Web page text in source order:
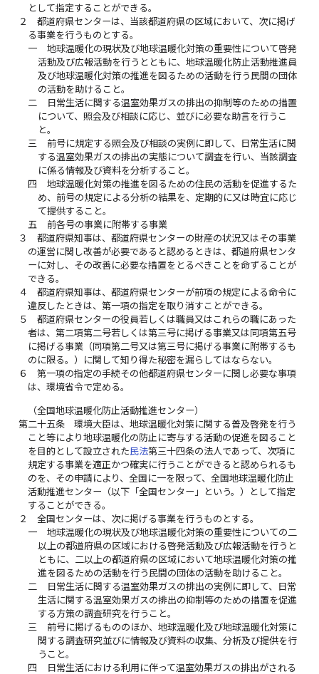
として指定することができる。
２
都道府県センターは、当該都道府県の区域において、次に掲げ
る事業を行うものとする。
一
地球温暖化の現状及び地球温暖化対策の重要性について啓発
活動及び広報活動を行うとともに、地球温暖化防止活動推進員
及び地球温暖化対策の推進を図るための活動を行う民間の団体
の活動を助けること。
二
日常生活に関する温室効果ガスの排出の抑制等のための措置
について、照会及び相談に応じ、並びに必要な助言を行うこ
と。
三
前号に規定する照会及び相談の実例に即して、日常生活に関
する温室効果ガスの排出の実態について調査を行い、当該調査
に係る情報及び資料を分析すること。
四
地球温暖化対策の推進を図るための住民の活動を促進するた
め、前号の規定による分析の結果を、定期的に又は時宜に応じ
て提供すること。
五
前各号の事業に附帯する事業
３
都道府県知事は、都道府県センターの財産の状況又はその事業
の運営に関し改善が必要であると認めるときは、都道府県センタ
ーに対し、その改善に必要な措置をとるべきことを命ずることが
できる。
４
都道府県知事は、都道府県センターが前項の規定による命令に
違反したときは、第一項の指定を取り消すことができる。
５
都道府県センターの役員若しくは職員又はこれらの職にあった
者は、第二項第二号若しくは第三号に掲げる事業又は同項第五号
に掲げる事業（同項第二号又は第三号に掲げる事業に附帯するも
のに限る。）に関して知り得た秘密を漏らしてはならない。
６
第一項の指定の手続その他都道府県センターに関し必要な事項
は、環境省令で定める。
（全国地球温暖化防止活動推進センター）
第二十五条
環境大臣は、地球温暖化対策に関する普及啓発を行う
こと等により地球温暖化の防止に寄与する活動の促進を図ること
を目的として設立された民法第三十四条の法人であって、次項に
規定する事業を適正かつ確実に行うことができると認められるも
のを、その申請により、全国に一を限って、全国地球温暖化防止
活動推進センター（以下「全国センター」という。）として指定
することができる。
２
全国センターは、次に掲げる事業を行うものとする。
一
地球温暖化の現状及び地球温暖化対策の重要性についての二
以上の都道府県の区域における啓発活動及び広報活動を行うと
ともに、二以上の都道府県の区域において地球温暖化対策の推
進を図るための活動を行う民間の団体の活動を助けること。
二
日常生活に関する温室効果ガスの排出の実例に即して、日常
生活に関する温室効果ガスの排出の抑制等のための措置を促進
する方策の調査研究を行うこと。
三
前号に掲げるもののほか、地球温暖化及び地球温暖化対策に
関する調査研究並びに情報及び資料の収集、分析及び提供を行
うこと。
四
日常生活における利用に伴って温室効果ガスの排出がされる